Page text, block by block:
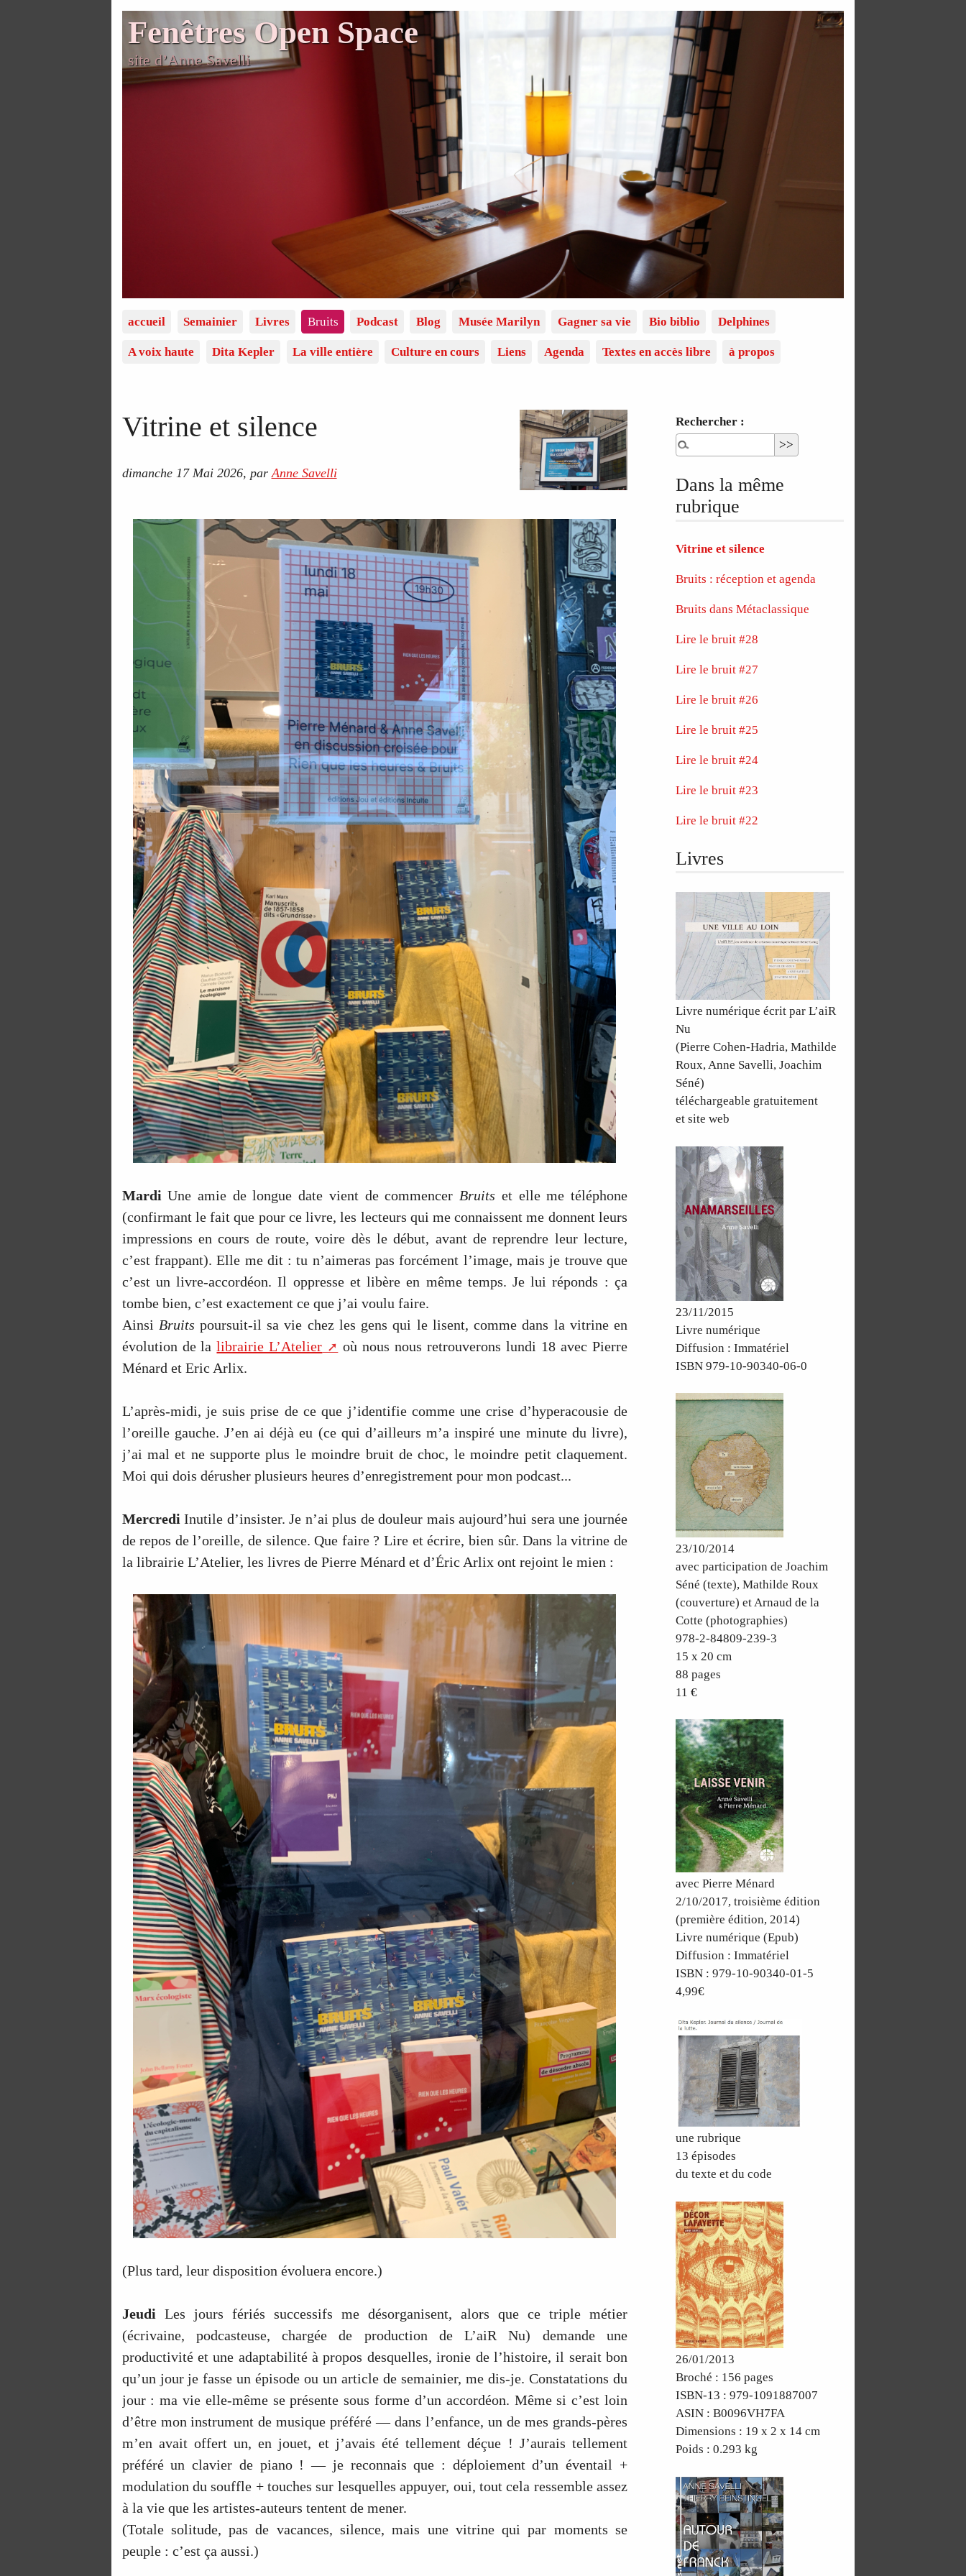
Fenêtres Open Space
site d’Anne Savelli
accueil Semainier Livres Bruits Podcast Blog Musée Marilyn Gagner sa vie Bio biblio Delphines
A voix haute Dita Kepler La ville entière Culture en cours Liens Agenda Textes en accès libre à propos
Vitrine et silence
dimanche 17 Mai 2026, par Anne Savelli
Mardi Une amie de longue date vient de commencer Bruits et elle me téléphone
(confirmant le fait que pour ce livre, les lecteurs qui me connaissent me donnent leurs
impressions en cours de route, voire dès le début, avant de reprendre leur lecture,
c’est frappant). Elle me dit : tu n’aimeras pas forcément l’image, mais je trouve que
c’est un livre-accordéon. Il oppresse et libère en même temps. Je lui réponds : ça
tombe bien, c’est exactement ce que j’ai voulu faire.
Ainsi Bruits poursuit-il sa vie chez les gens qui le lisent, comme dans la vitrine en
évolution de lalibrairie L’Atelier
où nous nous retrouverons lundi 18 avec Pierre
Ménard et Eric Arlix.
L’après-midi, je suis prise de ce que j’identifie comme une crise d’hyperacousie de
l’oreille gauche. J’en ai déjà eu (ce qui d’ailleurs m’a inspiré une minute du livre),
j’ai mal et ne supporte plus le moindre bruit de choc, le moindre petit claquement.
Moi qui dois dérusher plusieurs heures d’enregistrement pour mon podcast...
Mercredi Inutile d’insister. Je n’ai plus de douleur mais aujourd’hui sera une journée
de repos de l’oreille, de silence. Que faire ? Lire et écrire, bien sûr. Dans la vitrine de
la librairie L’Atelier, les livres de Pierre Ménard et d’Éric Arlix ont rejoint le mien :
(Plus tard, leur disposition évoluera encore.)
Jeudi Les jours fériés successifs me désorganisent, alors que ce triple métier
(écrivaine, podcasteuse, chargée de production de L’aiR Nu) demande une
productivité et une adaptabilité à propos desquelles, ironie de l’histoire, il serait bon
qu’un jour je fasse un épisode ou un article de semainier, me dis-je. Constatations du
jour : ma vie elle-même se présente sous forme d’un accordéon. Même si c’est loin
d’être mon instrument de musique préféré — dans l’enfance, un de mes grands-pères
m’en avait offert un, en jouet, et j’avais été tellement déçue ! J’aurais tellement
préféré un clavier de piano ! — je reconnais que : déploiement d’un éventail +
modulation du souffle + touches sur lesquelles appuyer, oui, tout cela ressemble assez
à la vie que les artistes-auteurs tentent de mener.
(Totale solitude, pas de vacances, silence, mais une vitrine qui par moments se
peuple : c’est ça aussi.)
Rechercher :
Dans la même
rubrique
Vitrine et silence
Bruits : réception et agenda
Bruits dans Métaclassique
Lire le bruit #28
Lire le bruit #27
Lire le bruit #26
Lire le bruit #25
Lire le bruit #24
Lire le bruit #23
Lire le bruit #22
Livres
Livre numérique écrit par L’aiR
Nu
(Pierre Cohen-Hadria, Mathilde
Roux, Anne Savelli, Joachim
Séné)
téléchargeable gratuitement
et site web
23/11/2015
Livre numérique
Diffusion : Immatériel
ISBN 979-10-90340-06-0
23/10/2014
avec participation de Joachim
Séné (texte), Mathilde Roux
(couverture) et Arnaud de la
Cotte (photographies)
978-2-84809-239-3
15 x 20 cm
88 pages
11 €
avec Pierre Ménard
2/10/2017, troisième édition
(première édition, 2014)
Livre numérique (Epub)
Diffusion : Immatériel
ISBN : 979-10-90340-01-5
4,99€
une rubrique
13 épisodes
du texte et du code
26/01/2013
Broché : 156 pages
ISBN-13 : 979-1091887007
ASIN : B0096VH7FA
Dimensions : 19 x 2 x 14 cm
Poids : 0.293 kg